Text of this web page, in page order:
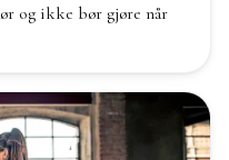
og ikke bør gjøre når